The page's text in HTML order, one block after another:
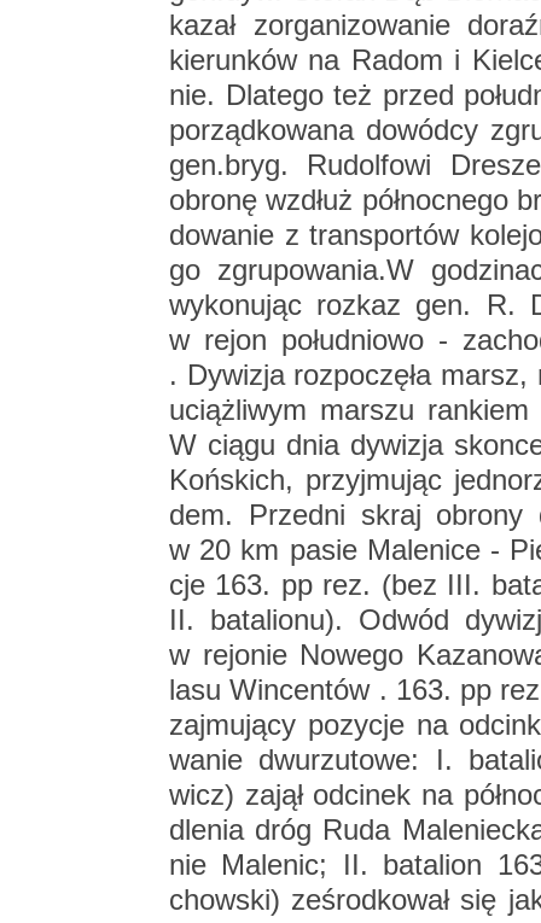
ka­zał zor­ga­ni­zo­wa­nie
kie­run­ków na Radom i
nie. Dla­te­go też przed
po­rząd­ko­wa­na do­wód­cy
gen.​bryg. Ru­dol­fo­wi
obro­nę wzdłuż pół­noc­ne­go
do­wa­nie z trans­por­tów
go zgru­po­wa­nia.W
wy­ko­nu­jąc roz­kaz gen. R.
w rejon po­łu­dnio­wo -
. Dy­wi­zja roz­po­czę­ła
uciąż­li­wym mar­szu
W ciągu dnia dy­wi­zja
Koń­skich, przyj­mu­jąc
dem. Przed­ni skraj obro­ny
w 20 km pasie Ma­le­ni­ce -
cje 163. pp rez. (bez III.
II. ba­ta­lio­nu). Odwód
w re­jo­nie No­we­go
lasu Win­cen­tów . 163. pp
zaj­mu­ją­cy po­zy­cje na
wa­nie dwu­rzu­to­we: I.
wicz) zajął od­ci­nek na
dle­nia dróg Ruda
nie Ma­le­nic; II. ba­ta­lion
chow­ski) ze­środ­ko­wał się